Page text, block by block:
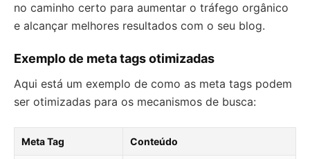
no caminho certo para aumentar o tráfego orgânico
e alcançar melhores resultados com o seu blog.
Exemplo de meta tags otimizadas
Aqui está um exemplo de como as meta tags podem
ser otimizadas para os mecanismos de busca:
Meta Tag Conteúdo